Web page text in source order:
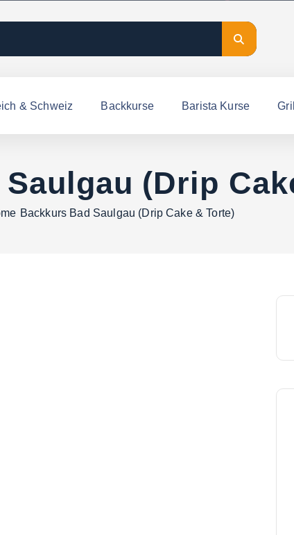
& Schweiz Backkurse Barista Kurse
(Drip
Backkurs Bad Saulgau (Drip Cake & Torte)